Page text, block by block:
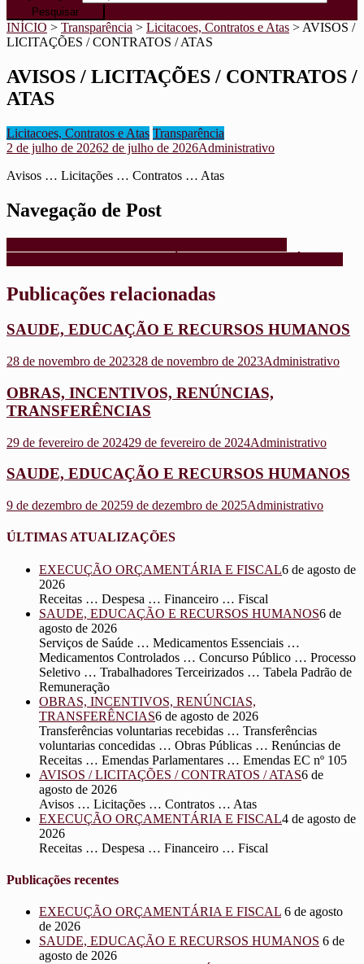
INÍCIO > Transparência > Licitacoes, Contratos e Atas > AVISOS /
LICITAÇÕES / CONTRATOS / ATAS
AVISOS / LICITAÇÕES / CONTRATOS /
ATAS
Licitacoes, Contratos e Atas Transparência
2 de julho de 20262 de julho de 2026Administrativo
Avisos … Licitações … Contratos … Atas
Navegação de Post
Publicações relacionadas
SAUDE, EDUCAÇÃO E RECURSOS HUMANOS
28 de novembro de 202328 de novembro de 2023Administrativo
OBRAS, INCENTIVOS, RENÚNCIAS,
TRANSFERÊNCIAS
29 de fevereiro de 202429 de fevereiro de 2024Administrativo
SAUDE, EDUCAÇÃO E RECURSOS HUMANOS
9 de dezembro de 20259 de dezembro de 2025Administrativo
ÚLTIMAS ATUALIZAÇÕES
EXECUÇÃO ORÇAMENTÁRIA E FISCAL6 de agosto de
2026
Receitas … Despesa … Financeiro … Fiscal
SAUDE, EDUCAÇÃO E RECURSOS HUMANOS6 de
agosto de 2026
Serviços de Saúde … Medicamentos Essenciais …
Medicamentos Controlados … Concurso Público … Processo
Seletivo … Trabalhadores Terceirizados … Tabela Padrão de
Remuneração
OBRAS, INCENTIVOS, RENÚNCIAS,
TRANSFERÊNCIAS6 de agosto de 2026
Transferências voluntarias recebidas … Transferências
voluntarias concedidas … Obras Públicas … Renúncias de
Receitas … Emendas Parlamentares … Emendas EC nº 105
AVISOS / LICITAÇÕES / CONTRATOS / ATAS6 de
agosto de 2026
Avisos … Licitações … Contratos … Atas
EXECUÇÃO ORÇAMENTÁRIA E FISCAL4 de agosto de
2026
Receitas … Despesa … Financeiro … Fiscal
Publicações recentes
EXECUÇÃO ORÇAMENTÁRIA E FISCAL 6 de agosto
de 2026
SAUDE, EDUCAÇÃO E RECURSOS HUMANOS 6 de
agosto de 2026